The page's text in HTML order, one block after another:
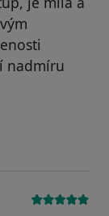
nadmíru
odstraněn